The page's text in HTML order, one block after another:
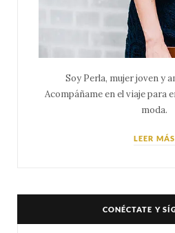
Soy Perla, mujer joven y
Acompáñame en el viaje para
moda.
LEER MÁS
CONÉCTATE Y